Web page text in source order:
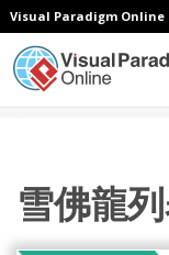
Visual Paradigm Online
雪佛龍